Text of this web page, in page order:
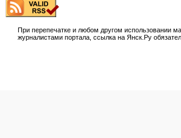
При перепечатке и любом другом использовании
журналистами портала, ссылка на Янск.Ру